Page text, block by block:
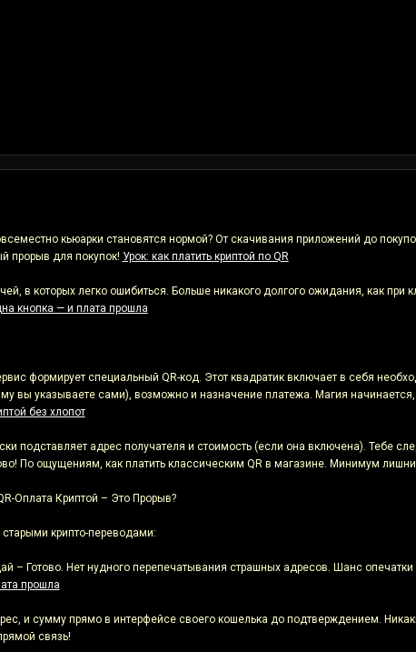
кьюарки становятся нормой? От скачивания приложений до
прорыв для покупок! Урок: как платить криптой по QR
в которых легко ошибиться. Больше никакого долгого ожидания, как при
кнопка — и плата прошла
формирует специальный QR-код. Этот квадратик включает в себя
вы указываете сами), возможно и назначение платежа. Магия
без хлопот
подставляет адрес получателя и стоимость (если она включена). Тебе
По ощущениям, как платить классическим QR в магазине. Минимум
Оплата Криптой – Это Прорыв?
крипто-переводами:
– Готово. Нет нудного перепечатывания страшных адресов. Шанс
прошла
и сумму прямо в интерфейсе своего кошелька до подтверждением.
связь!